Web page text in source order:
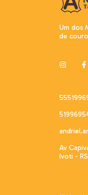
Um dos
de
Av
Ivoti - RS